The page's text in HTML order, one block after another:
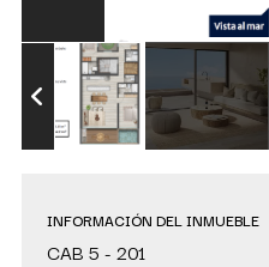
INFORMACIÓN DEL INMUEBLE
CAB 5 - 201